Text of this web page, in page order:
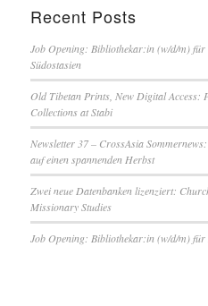
Recent Posts
Job Opening: Bibliothekar:in (w/d/m)
Südostasien
Old Tibetan Prints, New Digital Access:
Collections at Stabi
Newsletter 37 – CrossAsia
auf einen spannenden Herbst
Zwei neue Datenbanken lizenziert:
Missionary Studies
Job Opening: Bibliothekar:in (w/d/m) für